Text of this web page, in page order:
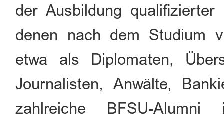
der Ausbildung qualifizierter
denen nach dem Studium
etwa als Diplomaten,
Journalisten, Anwälte,
zahlreiche BFSU-